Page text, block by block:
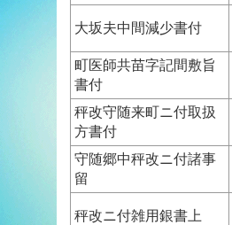
大坂夫中間減少書付
町医師共苗字記間敷旨
書付
秤改守随来町ニ付取扱
方書付
守随郷中秤改ニ付諸事
留
秤改ニ付雑用銀書上